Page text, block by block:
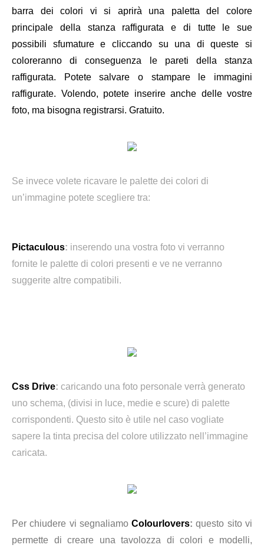
barra dei colori vi si aprirà una paletta del colore
principale della stanza raffigurata e di tutte le sue
possibili sfumature e cliccando su una di queste si
coloreranno di conseguenza le pareti della stanza
raffigurata. Potete salvare o stampare le immagini
raffigurate. Volendo, potete inserire anche delle vostre
foto, ma bisogna registrarsi. Gratuito.
Se invece volete ricavare le palette dei colori di
un’immagine potete scegliere tra:
Pictaculous: inserendo una vostra foto vi verranno
fornite le palette di colori presenti e ve ne verranno
suggerite altre compatibili.
Css Drive: caricando una foto personale verrà generato
uno schema, (divisi in luce, medie e scure) di palette
corrispondenti. Questo sito è utile nel caso vogliate
sapere la tinta precisa del colore utilizzato nell’immagine
caricata.
Per chiudere vi segnaliamoColourlovers: questo sito vi
permette di creare una tavolozza di colori e modelli,